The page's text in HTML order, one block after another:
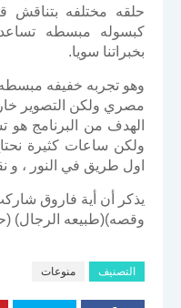
حلقه مختلفه بتناقش
كبسوله مبسطه
بخبراتنا سويا.
وهو تجربه خفيفه
مصري ولكن التصوير
الهدف من البرنامج
ولكن ساعات كثيرة
اول طريق في النور ، و
يذكر أن أية فاروق
وقصه)(طبيعه الرجال)
التصنيف منوعات